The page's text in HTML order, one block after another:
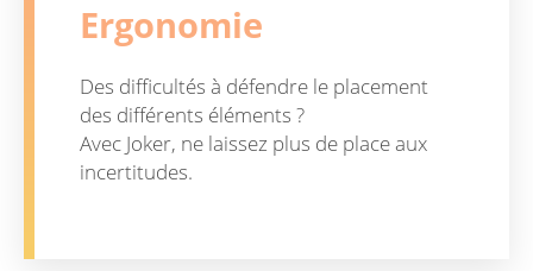
Ergonomie
Des difficultés à défendre le placement
des différents éléments ?
Avec Joker, ne laissez plus de place aux
incertitudes.